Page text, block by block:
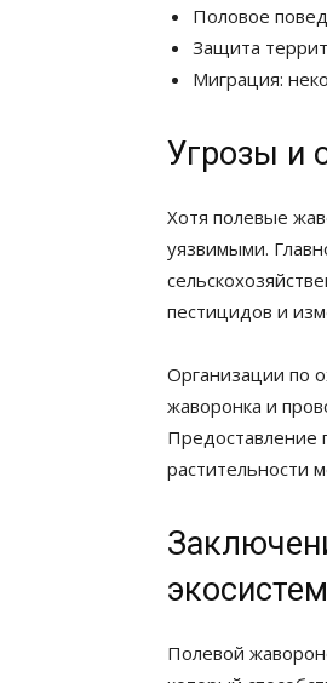
Половое
Защита
Миграция:
Угрозы и
Хотя полевые
уязвимыми.
пестицидов и
Организации по
жаворонка и
Предоставление
растительности
Полевой